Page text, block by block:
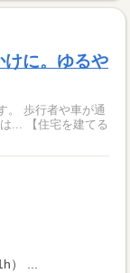
に。ゆるや
通
） ...